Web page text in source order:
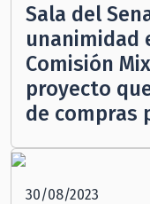
Sala del
unanimidad
Comisión
proyecto
de compras
30/08/2023